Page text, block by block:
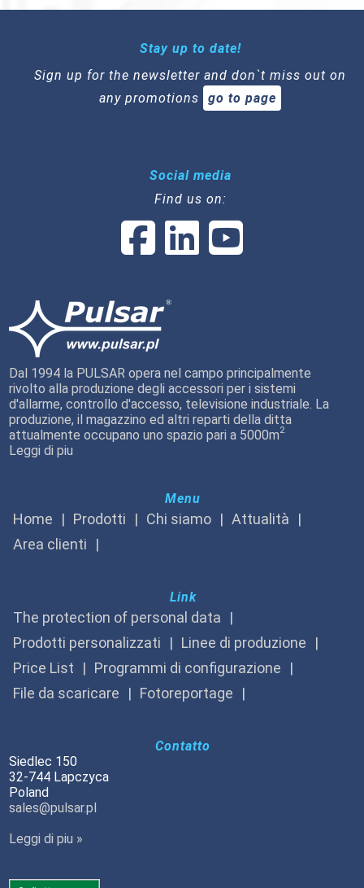
Stay up to date!
Sign up for the newsletter and don`t miss out on
any promotions
go to page
Social media
Find us on:
Dal 1994 la PULSAR opera nel campo principalmente
rivolto alla produzione degli accessori per i sistemi
d'allarme, controllo d'accesso, televisione industriale. La
produzione, il magazzino ed altri reparti della ditta
attualmente occupano uno spazio pari a 5000m2
Leggi di piu
Menu
Home Prodotti Chi siamo
Attualità
Area clienti
Link
The protection of personal data
Prodotti personalizzati
Linee di produzione
Price List
Programmi di configurazione
File da scaricare
Fotoreportage
Contatto
Siedlec 150
32-744 Lapczyca
Poland
sales@pulsar.pl
Leggi di piu »